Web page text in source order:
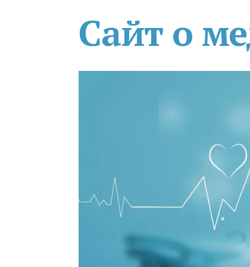
Сайт о